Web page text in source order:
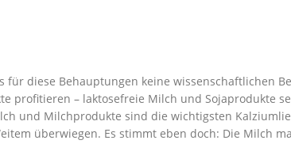
für diese Behauptungen keine wissenschaftlichen
profitieren – laktosefreie Milch und Sojaprodukte
und Milchprodukte sind die wichtigsten
überwiegen. Es stimmt eben doch: Die Milch